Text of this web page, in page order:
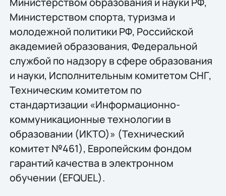
Министерством спорта, туризма и
молодежной политики РФ, Российской
академией образования, Федеральной
службой по надзору в сфере образования
и науки, Исполнительным комитетом СНГ,
Техническим комитетом по
стандартизации «Информационно-
коммуникационные технологии в
образовании (ИКТО)» (Технический
комитет №461), Европейским фондом
гарантий качества в электронном
обучении (EFQUEL).